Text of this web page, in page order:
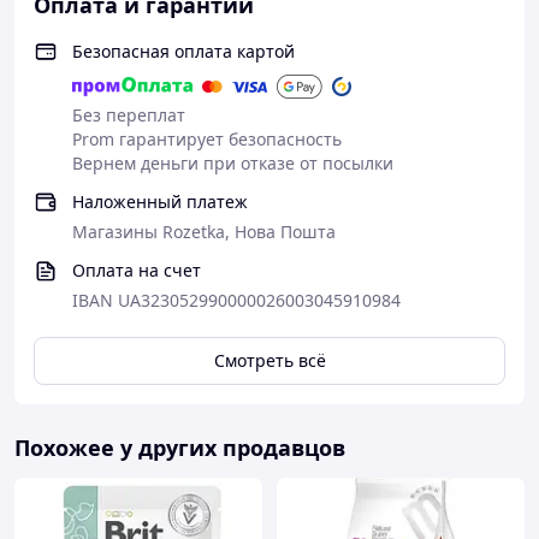
максимальной усвояемости.
Сопровождающая таблица Количество
Арахидоновая кислота (%) 0.09
Биотин (мг/кг) 2.99
Кальций (%) 1.05
Сырая клетчатка (%) 2.2
Пищевые волокна (%) 6.8
DL-метионин (%) 0.67
L-карнитин (мг/кг) 50.0
Метаболическая энергия NRC 85 (ккал/кг) 3879.0
Влажность (%) 5.5
Безазотистые экстрактивные вещества (NFE) (%) 31.1
Безопасная оплата картой
Без переплат
Prom гарантирует безопасность
Вернем деньги при отказе от посылки
Наложенный платеж
Магазины Rozetka, Нова Пошта
Оплата на счет
IBAN UA323052990000026003045910984
Смотреть всё
Похожее у других продавцов